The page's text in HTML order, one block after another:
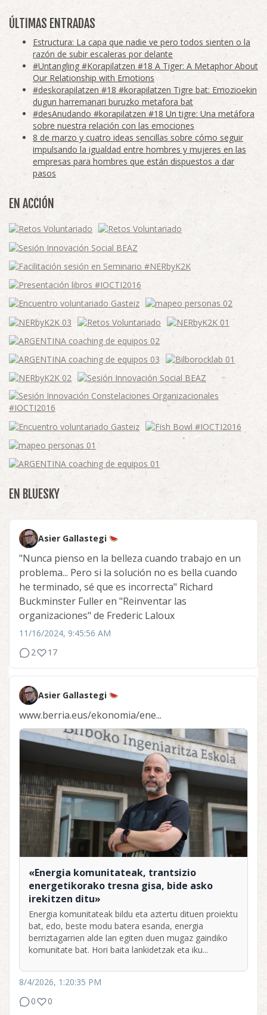
ÚLTIMAS ENTRADAS
Estructura: La capa que nadie ve pero todos sienten o la
razón de subir escaleras por delante
#Untangling #Korapilatzen #18 A Tiger: A Metaphor About
Our Relationship with Emotions
#deskorapilatzen #18 #korapilatzen Tigre bat: Emozioekin
dugun harremanari buruzko metafora bat
#desAnudando #korapilatzen #18 Un tigre: Una metáfora
sobre nuestra relación con las emociones
8 de marzo y cuatro ideas sencillas sobre cómo seguir
impulsando la igualdad entre hombres y mujeres en las
empresas para hombres que están dispuestos a dar
pasos
EN ACCIÓN
EN BLUESKY
Asier Gallastegi
"Nunca pienso en la belleza cuando trabajo en un
problema... Pero si la solución no es bella cuando
he terminado, sé que es incorrecta" Richard
Buckminster Fuller en "Reinventar las
organizaciones" de Frederic Laloux
11/16/2024, 9:45:56 AM
2
17
Asier Gallastegi
www.berria.eus/ekonomia/ene...
«Energia komunitateak, trantsizio
energetikorako tresna gisa, bide asko
irekitzen ditu»
Energia komunitateak bildu eta aztertu dituen proiektu
bat, edo, beste modu batera esanda, energia
berriztagarrien alde lan egiten duen mugaz gaindiko
komunitate bat. Hori baita lankidetzak eta iku...
8/4/2026, 1:20:35 PM
0
0